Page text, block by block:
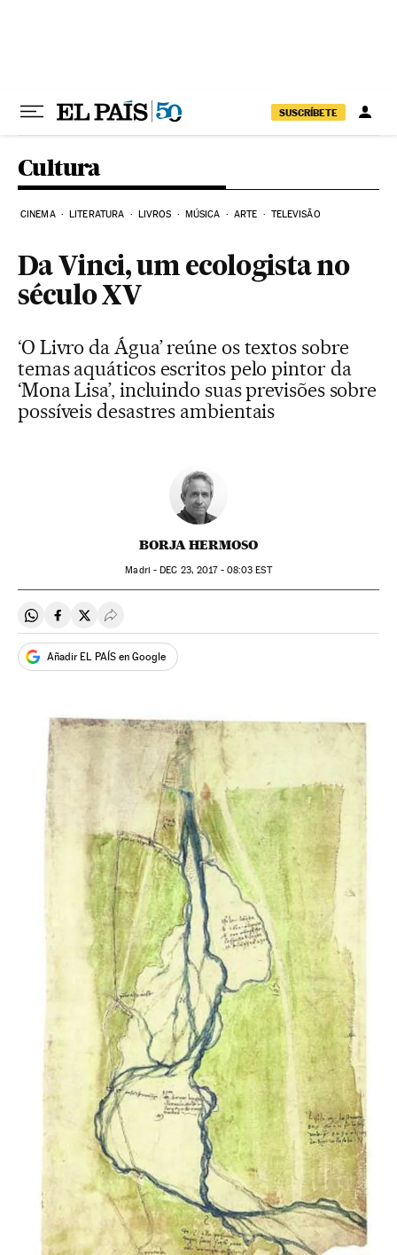
SUSCRÍBETE
Cultura
CINEMA LITERATURA LIVROS MÚSICA ARTE TELEVISÃO
Da Vinci, um ecologista no
século XV
‘O Livro da Água’ reúne os textos sobre
temas aquáticos escritos pelo pintor da
‘Mona Lisa’, incluindo suas previsões sobre
possíveis desastres ambientais
BORJA HERMOSO
Madri -DEC 23, 2017 - 08:03 EST
Compartir en Whatsapp
Compartir en Facebook
Compartir en Twitter
Desplegar Redes Sociales
Añadir EL PAÍS en Google